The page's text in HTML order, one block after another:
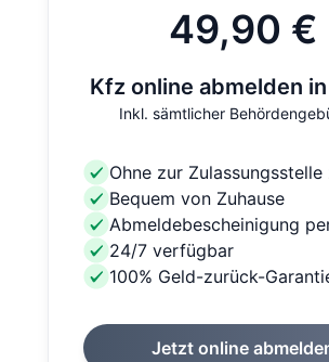
49,90 €
Kfz online abmelden
Inkl. sämtlicher
Ohne zur Zulassungsstelle
Bequem von Zuhause
Abmeldebescheinigung
24/7 verfügbar
100% Geld-zurück-
Jetzt online